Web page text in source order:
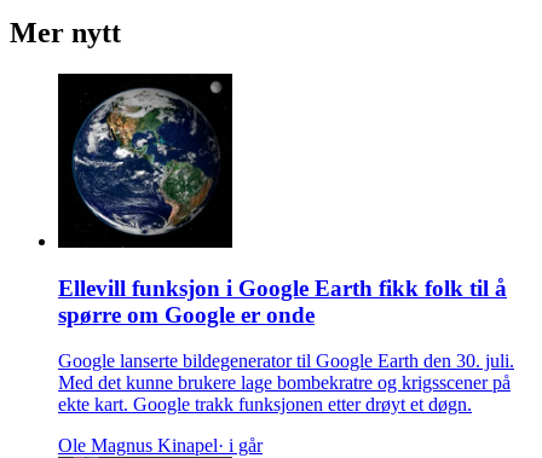
Mer nytt
Ellevill funksjon i Google Earth fikk folk til å
spørre om Google er onde
Google lanserte bildegenerator til Google Earth den 30. juli.
Med det kunne brukere lage bombekratre og krigsscener på
ekte kart. Google trakk funksjonen etter drøyt et døgn.
Ole Magnus Kinapel· i går